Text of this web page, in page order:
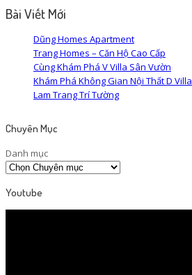
Bài Viết Mới
Dũng Homes Apartment
Trang Homes – Căn Hộ Cao Cấp
Cùng Khám Phá V Villa Sân Vườn
Khám Phá Không Gian Nội Thất D Villa
Lam Trang Trí Tường
Chuyên Mục
Danh mục
Youtube